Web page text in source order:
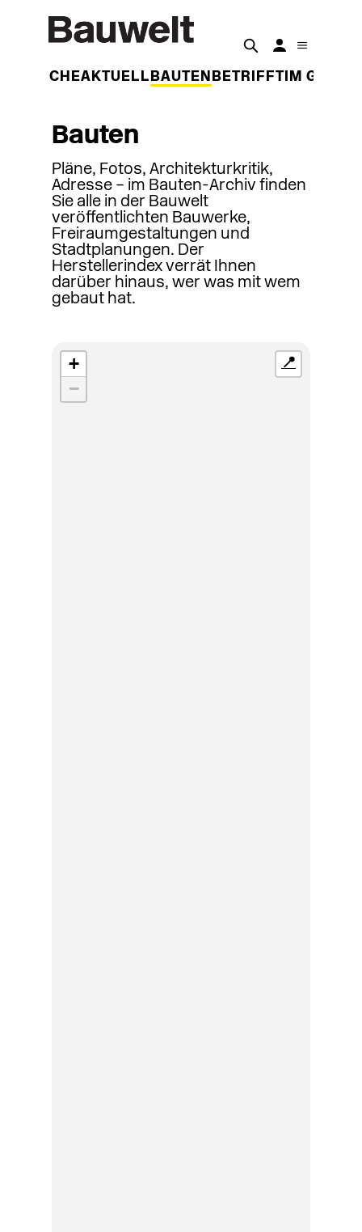
WOCHEAKTUELL BAUTEN BETRIFFT IM
Bauten
Pläne, Fotos, Architekturkritik,
Adresse – im Bauten-Archiv finden
Sie alle in der Bauwelt
veröffentlichten Bauwerke,
Freiraumgestaltungen und
Stadtplanungen. Der
Herstellerindex verrät Ihnen
darüber hinaus, wer was mit wem
gebaut hat.
+
−
📍